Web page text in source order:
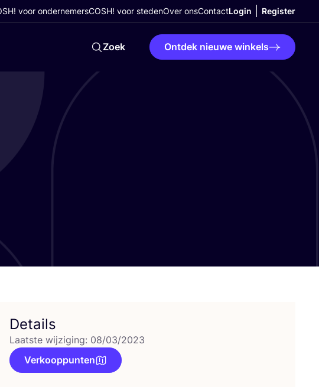
voor ondernemersCOSH! voor stedenOver onsContactLogin Register
Zoek Ontdek nieuwe winkels
Details
Laatste wijziging: 08/03/2023
Verkooppunten